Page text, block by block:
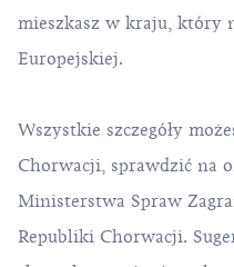
mieszkasz w kraju, który
Europejskiej.
Wszystkie szczegóły
Chorwacji, sprawdzić na
Ministerstwa Spraw
Republiki Chorwacji.